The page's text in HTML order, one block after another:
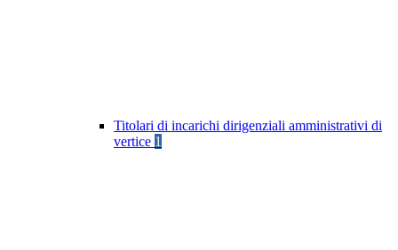
Titolari di incarichi dirigenziali amministrativi di
vertice 1